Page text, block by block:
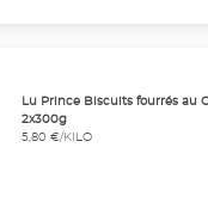
Lu Prince Biscuits fourrés au
2x300g
5,80 €/KILO